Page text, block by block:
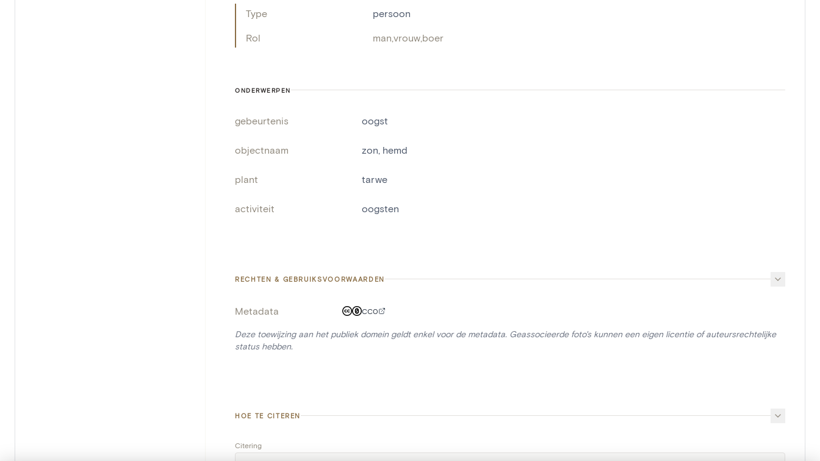
Type persoon
Rol man vrouw boer
ONDERWERPEN
gebeurtenis oogst
objectnaam zon hemd
plant tarwe
activiteit oogsten
RECHTEN & GEBRUIKSVOORWAARDEN
Metadata CC0
Deze toewijzing aan het publiek domein geldt enkel voor de metadata. Geassocieerde foto's kunnen een eigen licentie of auteursrechtelijke
status hebben.
HOE TE CITEREN
Citering